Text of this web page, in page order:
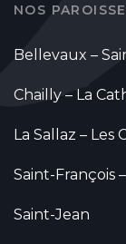
NOS
Bellevaux –
Chailly – La
La Sallaz – Les
Saint-François
Saint-Jean